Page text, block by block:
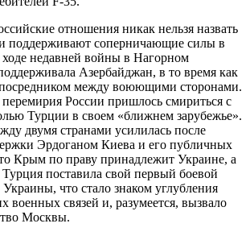
отношения никак нельзя назвать
поддерживают соперничающие силы в
недавней войны в Нагорном
Азербайджан, в то время как
между воюющими сторонами.
России пришлось смириться с
Турции в своем «ближнем зарубежье».
двумя странами усилилась после
Эрдоганом Киева и его публичных
Крым по праву принадлежит Украине, а
поставила свой первый боевой
что стало знаком углубления
военных связей и, разумеется, вызвало
Москвы.